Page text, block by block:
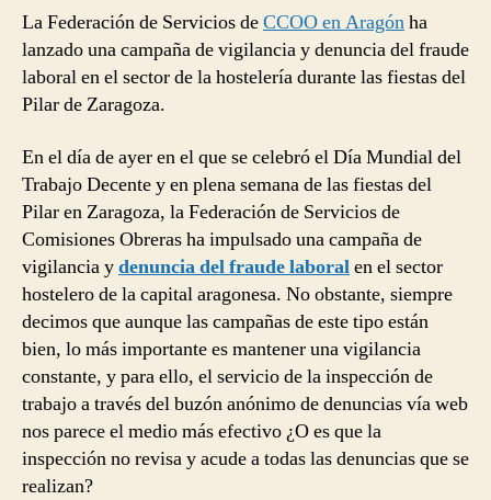
fiestas
del
Pilar
La Federación de Servicios deCCOO en Aragónha
lanzado una campaña de vigilancia y denuncia del fraude
laboral en el sector de la hostelería durante las fiestas del
Pilar de Zaragoza.
En el día de ayer en el que se celebró el Día Mundial del
Trabajo Decente y en plena semana de las fiestas del
Pilar en Zaragoza, la Federación de Servicios de
Comisiones Obreras ha impulsado una campaña de
vigilancia ydenuncia del fraude laboralen el sector
hostelero de la capital aragonesa. No obstante, siempre
decimos que aunque las campañas de este tipo están
bien, lo más importante es mantener una vigilancia
constante, y para ello, el servicio de la inspección de
trabajo a través del buzón anónimo de denuncias vía web
nos parece el medio más efectivo ¿O es que la
inspección no revisa y acude a todas las denuncias que se
realizan?